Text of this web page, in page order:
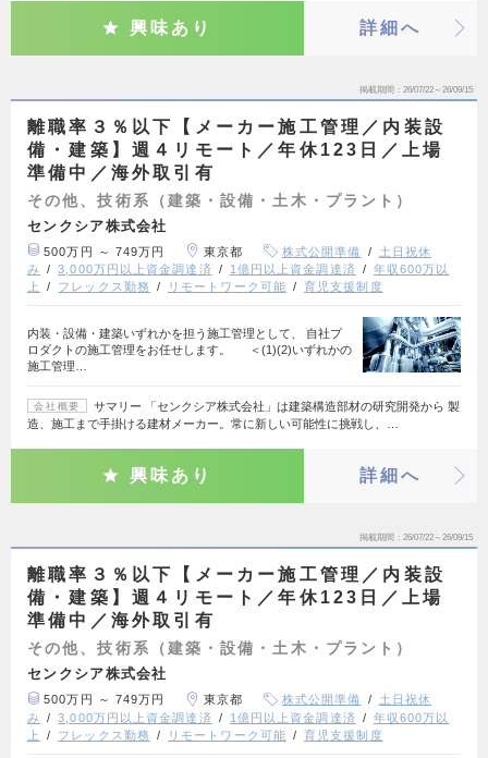
興味あり 詳細へ
掲載期間 26/07/22～26/09/15
離職率３％以下【メーカー施工管理／内装設
備・建築】週４リモート／年休123日／上場
準備中／海外取引有
その他、技術系（建築・設備・土木・プラント）
センクシア株式会社
500万円 ～ 749万円 東京都 株式公開準備
土日祝休
み
3,000万円以上資金調達済 1億円以上資金調達済
年収600万以
上
フレックス勤務 リモートワーク可能 育児支援制度
内装・設備・建築いずれかを担う施工管理として、 自社プ
ロダクトの施工管理をお任せします。 ＜(1)(2)いずれかの
施工管理…
会社概要
サマリー 「センクシア株式会社」は建築構造部材の研究開発から 製
造、施工まで手掛ける建材メーカー。常に新しい可能性に挑戦し、…
興味あり 詳細へ
掲載期間 26/07/22～26/09/15
離職率３％以下【メーカー施工管理／内装設
備・建築】週４リモート／年休123日／上場
準備中／海外取引有
その他、技術系（建築・設備・土木・プラント）
センクシア株式会社
500万円 ～ 749万円 東京都 株式公開準備
土日祝休
み
3,000万円以上資金調達済 1億円以上資金調達済
年収600万以
上
フレックス勤務 リモートワーク可能 育児支援制度